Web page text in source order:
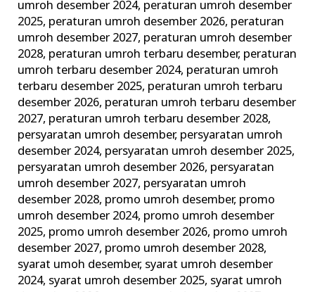
umroh desember 2024, peraturan umroh desember
2025, peraturan umroh desember 2026, peraturan
umroh desember 2027, peraturan umroh desember
2028, peraturan umroh terbaru desember, peraturan
umroh terbaru desember 2024, peraturan umroh
terbaru desember 2025, peraturan umroh terbaru
desember 2026, peraturan umroh terbaru desember
2027, peraturan umroh terbaru desember 2028,
persyaratan umroh desember, persyaratan umroh
desember 2024, persyaratan umroh desember 2025,
persyaratan umroh desember 2026, persyaratan
umroh desember 2027, persyaratan umroh
desember 2028, promo umroh desember, promo
umroh desember 2024, promo umroh desember
2025, promo umroh desember 2026, promo umroh
desember 2027, promo umroh desember 2028,
syarat umoh desember, syarat umroh desember
2024, syarat umroh desember 2025, syarat umroh